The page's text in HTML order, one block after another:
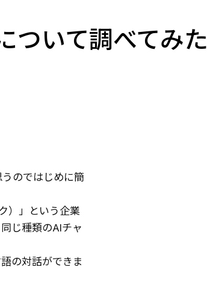
ついて調べてみた
のではじめに簡
）」という企業
じ種類のAIチャ
の対話ができま